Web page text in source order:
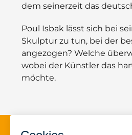
dem seinerzeit das
Poul Isbak lässt sich bei
Skulptur zu tun, bei der
angezogen? Welche
wobei der Künstler das
möchte.